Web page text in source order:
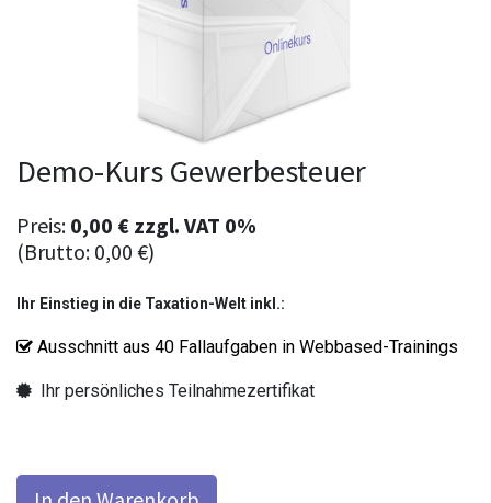
Demo-Kurs Gewerbesteuer
Preis: 0,00 € zzgl. VAT 0%
(Brutto: 0,00 €)
Ihr Einstieg in die Taxation-Welt inkl.:
Ausschnitt aus 40 Fallaufgaben in Webbased-Trainings
Ihr persönliches Teilnahmezertifikat